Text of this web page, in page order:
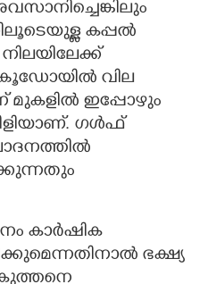
കപ്പല്‍
ക്രൂഡോയില്‍ വില
മുകളില്‍ ഇപ്പോഴും
ഗള്‍ഫ്
കാര്‍ഷിക
ഭക്ഷ്യ